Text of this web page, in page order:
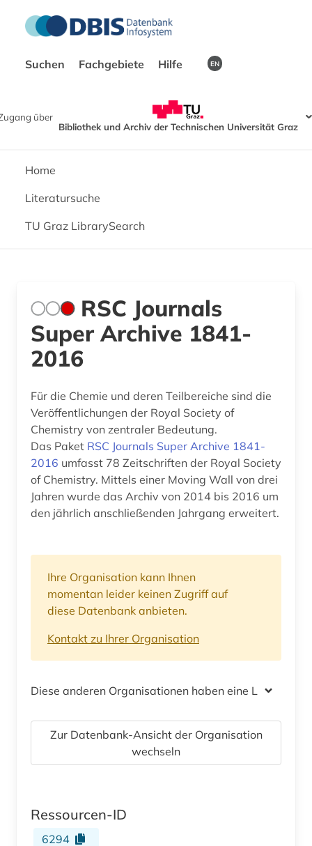
Suchen Fachgebiete Hilfe EN
über
Bibliothek und Archiv der Technischen Universität Graz
Home
Literatursuche
TU Graz LibrarySearch
RSC Journals
Super Archive 1841-
2016
Für die Chemie und deren Teilbereiche sind die
Veröffentlichungen der Royal Society of
Chemistry von zentraler Bedeutung.
Das Paket RSC Journals Super Archive 1841-
2016 umfasst 78 Zeitschriften der Royal Society
of Chemistry. Mittels einer Moving Wall von drei
Jahren wurde das Archiv von 2014 bis 2016 um
den jährlich anschließenden Jahrgang erweitert.
Ihre Organisation kann Ihnen
momentan leider keinen Zugriff auf
diese Datenbank anbieten.
Kontakt zu Ihrer Organisation
Diese anderen Organisationen haben eine Lizenz
Zur Datenbank-Ansicht der Organisation
wechseln
Ressourcen-ID
6294